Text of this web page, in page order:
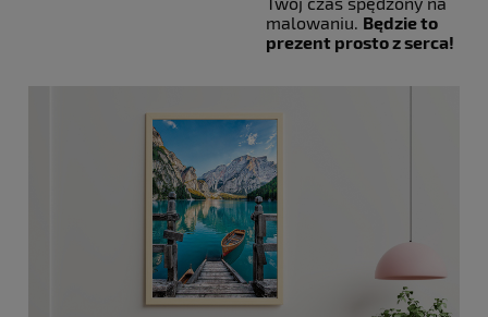
malowaniu. Będzie to
prezent prosto z serca!